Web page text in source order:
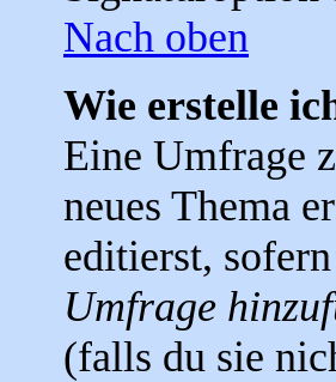
Nach oben
Wie erstelle
Eine Umfrage
neues Thema
editierst,
Umfrage
(falls du sie